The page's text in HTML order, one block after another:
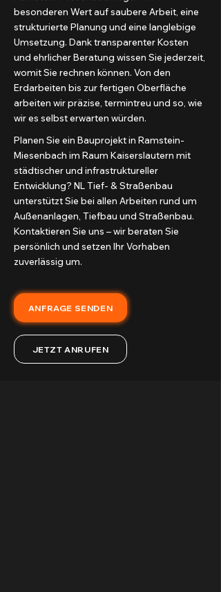
besonderen Wert auf saubere Arbeit, eine
strukturierte Planung und eine langlebige
Umsetzung. Dank transparenter Kosten
und ehrlicher Beratung wissen Sie jederzeit,
womit Sie rechnen können. Von den
Erdarbeiten bis zur fertigen Oberfläche
arbeiten wir präzise, termintreu und so, wie
wir es selbst erwarten würden.
Planen Sie ein Bauprojekt in Ramstein-
Miesenbach im Raum Kaiserslautern mit
städtischer und infrastruktureller
Entwicklung? NL Tief- & Straßenbau
unterstützt Sie bei allen Arbeiten rund um
Außenanlagen, Tiefbau und Straßenbau.
Kontaktieren Sie uns – wir beraten Sie
persönlich und setzen Ihr Vorhaben
zuverlässig um.
ANFRAGE SENDEN
JETZT ANRUFEN